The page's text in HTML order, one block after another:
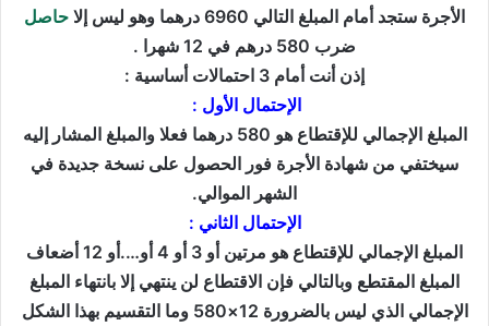
الأجرة ستجد أمام المبلغ التالي 6960 درهما وهو ليس إلا
حاصل
ضرب 580 درهم في 12 شهرا .
إذن أنت أمام 3 احتمالات أساسية :
الإحتمال الأول :
المبلغ الإجمالي للإقتطاع هو 580 درهما فعلا والمبلغ المشار إليه
سيختفي من شهادة الأجرة فور الحصول على نسخة جديدة في
الشهر الموالي.
الإحتمال الثاني :
المبلغ الإجمالي للإقتطاع هو مرتين أو 3 أو 4 أو….أو 12 أضعاف
المبلغ المقتطع وبالتالي فإن الاقتطاع لن ينتهي إلا بانتهاء المبلغ
الإجمالي الذي ليس بالضرورة 12×580 وما التقسيم بهذا الشكل